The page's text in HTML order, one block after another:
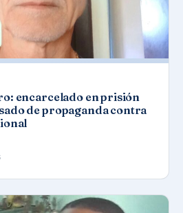
encarcelado en prisión
de propaganda contra